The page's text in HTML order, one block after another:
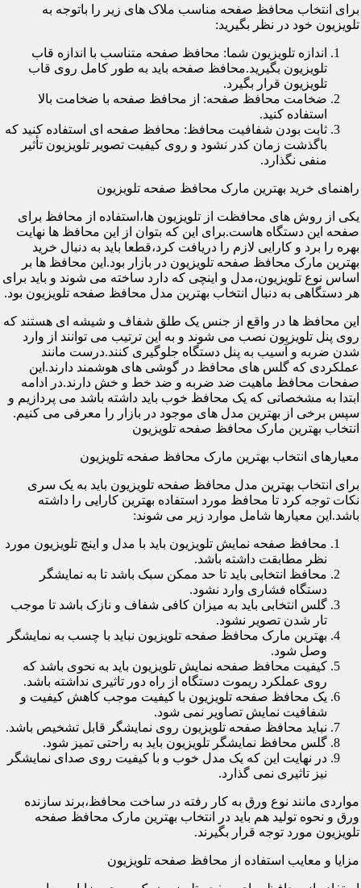
برای انتخاب محافظ صفحه مناسب ملاک های زیر را باتوجه به
تلویزیون خود در نظر بگیرید:
اندازه تلویزیون شما: محافظ صفحه متناسب با اندازه قاب
تلویزیون بگیرید.محافظ صفحه باید به طور کامل روی قاب
تلویزیون قرار بگیرد.
ضخامت محافظ صفحه: از محافظ صفحه با ضخامت بالا
استفاده کنید.
ثابت بودن شفافیت محافظ: محافظ صفحه ای استفاده کنید که
باگذشت زمان کدر نشود و روی کیفیت تصویر تلویزیون تأثیر
منفی نگذارد.
راهنمای خرید بهترین مارک محافظ صفحه تلویزیون
یکی از روش های محافظت از تلویزیون ها،استفاده از محافظ برای
صفحه این دستگاه هاست.برای این که بتوان از این محافظ ها نهایت
بهره را برد و کارایی لازم را دریافت کرد،قطعا باید به دنبال خرید
بهترین مارک محافظ صفحه تلویزیون در بازار بود.این محافظ ها بر
اساس نوع تلویزیون،مدل و اینچی که دارد ساخته می شوند و باید برای
هر دستگاهی به دنبال انتخاب بهترین مدل محافظ صفحه تلویزیون بود.
این محافظ ها در واقع از جنس یک طلق شفاف و شیشه ای هستند که
روی پنل تلویزیون نصب می شوند و به این ترتیب می توانند از وارد
شدن ضربه و آسیب به پنل دستگاه جلوگیری کنند.درست مانند
عملکردی که گلس های محافظ در گوشی های هوشمند دارند.این
صفحات محافظ ماهیت ضد ضربه و ضد خط و خش دارند.در ادامه
ابتدا به مشخصاتی که یک محافظ خوب باید داشته باشد می پردازیم و
سپس برخی از بهترین مدل های موجود در بازار را معرفی می کنیم.
انتخاب بهترین مارک محافظ صفحه تلویزیون
معیارهای انتخاب بهترین مارک محافظ صفحه تلویزیون
برای انتخاب بهترین مدل محافظ صفحه تلویزیون باید به یک سری
نکات توجه کرد تا محافظ مورد استفاده بهترین کارایی را داشته
باشد.این معیارها شامل موارد زیر می شوند:
محافظ صفحه نمایش تلویزیون باید با مدل و اینچ تلویزیون مورد
نظر مطابقت داشته باشد.
محافظ انتخابی باید تا حد ممکن سبک باشد تا به نمایشگر
دستگاه فشاری وارد نشود.
گلس انتخابی باید به میزان کافی شفاف و نازک باشد تا موجب
تار شدن تصویر نشود.
بهترین مارک محافظ صفحه تلویزیون نباید با چسب به نمایشگر
وصل شود.
کیفیت محافظ صفحه نمایش تلویزیون باید به نحوی باشد که
روی عملکرد ریموت دستگاه از راه دور تاثیری نداشته باشد.
یک محافظ صفحه تلویزیون با کیفیت موجب کاهش کیفیت و
شفافیت نمایش تصاویر نمی شود.
نباید محافظ صفحه تلویزیون روی نمایشگر قابل تشخیص باشد.
گلس محافظ نمایشگر تلویزیون باید به راحتی تمیز شود.
در نهایت این که یک مدل خوب و با کیفیت روی صدای نمایشگر
نیز تاثیری نمی گذارد.
مواردی مانند نوع ورق به کار رفته در ساخت محافظ،برند سازنده
ورق و نحوه تولید هم باید در انتخاب بهترین مارک محافظ صفحه
تلویزیون مورد توجه قرار بگیرند.
مزایا و معایب استفاده از محافظ صفحه تلویزیون